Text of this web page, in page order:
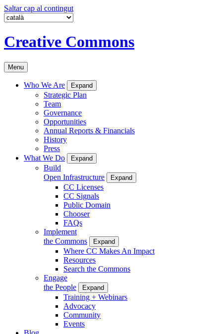
Saltar cap al contingut
Creative Commons
Menu
Who We Are Expand
Strategic Plan
Team
Governance
Opportunities
Annual Reports & Financials
History
Press
What We Do
Expand
Build
Open Infrastructure
Expand
CC Licenses
CC Signals
Public Domain
Chooser
FAQs
Implement
the Commons
Expand
Where CC Makes An Impact
Resources
Search the Commons
Engage
the People
Expand
Training + Webinars
Advocacy
Community
Events